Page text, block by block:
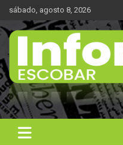
Saltar
contenido
sábado, agosto 8, 2026
Informe 21
Noticas reales